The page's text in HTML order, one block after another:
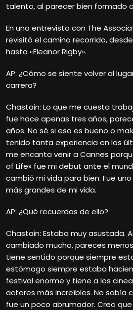
talento, al parecer bien formado
En una entrevista con The
revisitó el camino recorrido, desde
hasta «Eleanor Rigby».
AP: ¿Cómo se siente volver al
carrera?
Chastain: Lo que me cuesta
fue hace apenas tres años,
años. No sé si eso es bueno o
tenido tanta experiencia en los
me encanta venir a Cannes
of Life» fue mi debut ante el
cambió mi vida para bien. Fue
más grandes de mi vida.
AP: ¿Qué recuerdas de ello?
Chastain: Estaba muy asustada.
cambiado mucho, pareces
tiene sentido porque siempre
estómago siempre estaba
festival enorme y tiene a los
actores más increíbles. No sabía
fue un poco abrumador. Creo